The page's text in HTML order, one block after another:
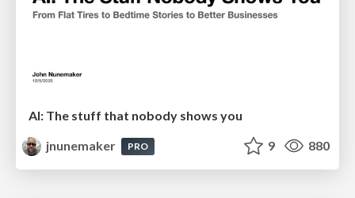
AI: The stuff that nobody shows you
jnunemaker
PRO 9 880